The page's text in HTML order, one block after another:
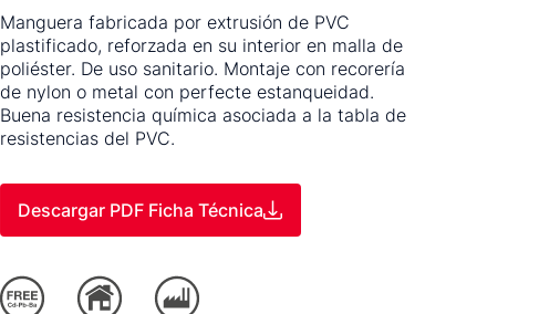
Manguera fabricada por extrusión de PVC
plastificado, reforzada en su interior en malla de
poliéster. De uso sanitario. Montaje con recorería
de nylon o metal con perfecte estanqueidad.
Buena resistencia química asociada a la tabla de
resistencias del PVC.
Descargar PDF Ficha Técnica